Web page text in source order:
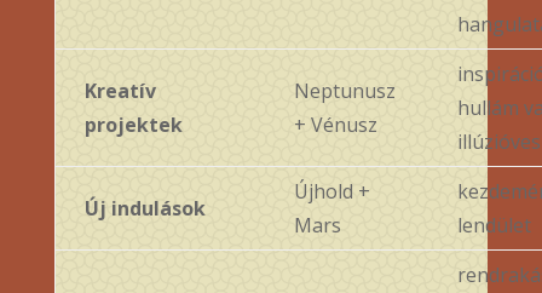
Kreatív
projektek
Neptunusz
+ Vénusz
hullám
Új indulások
Újhold +
Mars
lendület